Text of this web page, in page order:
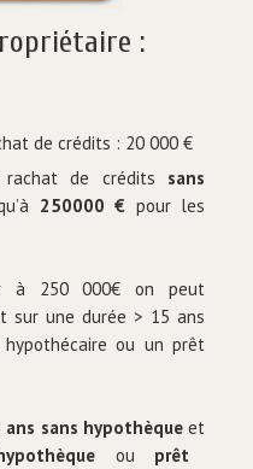
:
de crédits : 20 000 €
de crédits sans
250000 € pour les
à 250 000€ on peut
sur une durée > 15 ans
ou un prêt
ans sans hypothèqueet
ou prêt